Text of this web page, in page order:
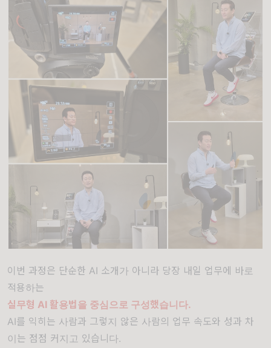
이번 과정은 단순한 AI 소개가 아니라 당장 내일 업무에 바로
적용하는
실무형 AI 활용법을 중심으로 구성했습니다.
AI를 익히는 사람과 그렇지 않은 사람의 업무 속도와 성과 차
이는 점점 커지고 있습니다.